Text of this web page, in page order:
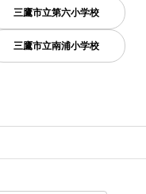
三鷹市立第六小学校
三鷹市立南浦小学校